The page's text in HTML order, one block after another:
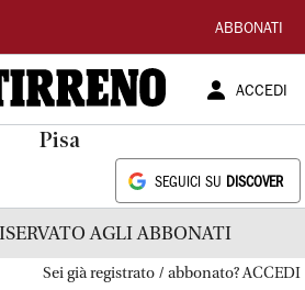
ABBONATI
ACCEDI
Pisa
SEGUICI SU DISCOVER
AGLI ABBONATI
Sei già registrato / abbonato? ACCEDI